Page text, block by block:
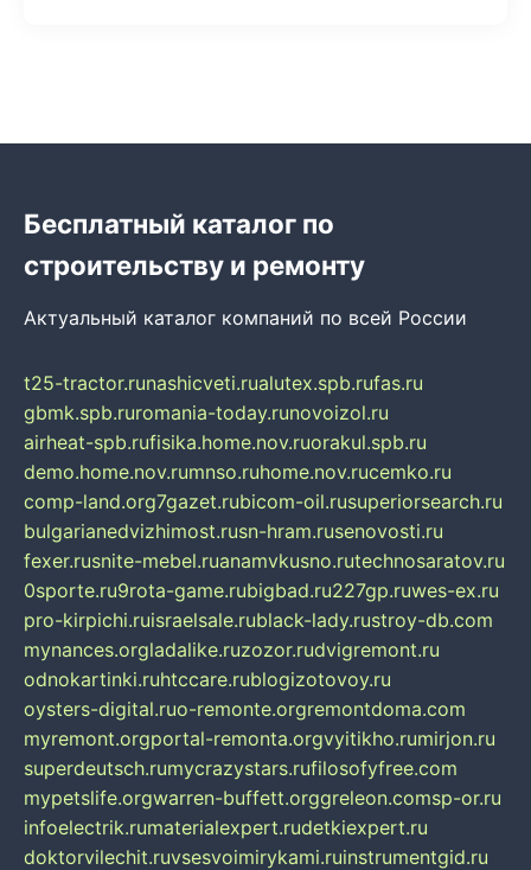
Бесплатный каталог по
строительству и ремонту
Актуальный каталог компаний по всей России
t25-tractor.runashicveti.rualutex.spb.rufas.ru
gbmk.spb.ruromania-today.runovoizol.ru
airheat-spb.rufisika.home.nov.ruorakul.spb.ru
demo.home.nov.rumnso.ruhome.nov.rucemko.ru
comp-land.org7gazet.rubicom-oil.rusuperiorsearch.ru
bulgarianedvizhimost.rusn-hram.rusenovosti.ru
fexer.rusnite-mebel.ruanamvkusno.rutechnosaratov.ru
0sporte.ru9rota-game.rubigbad.ru227gp.ruwes-ex.ru
pro-kirpichi.ruisraelsale.rublack-lady.rustroy-db.com
mynances.orgladalike.ruzozor.rudvigremont.ru
odnokartinki.ruhtccare.rublogizotovoy.ru
oysters-digital.ruo-remonte.orgremontdoma.com
myremont.orgportal-remonta.orgvyitikho.rumirjon.ru
superdeutsch.rumycrazystars.rufilosofyfree.com
mypetslife.orgwarren-buffett.orggreleon.comsp-or.ru
infoelectrik.rumaterialexpert.rudetkiexpert.ru
doktorvilechit.ruvsesvoimirykami.ruinstrumentgid.ru